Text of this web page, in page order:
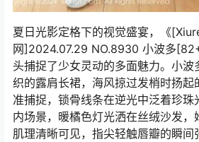
夏日光影定格下的视觉盛宴，《
网]2024.07.29 NO.8930 小波多
头捕捉了少女灵动的多面魅力。小波
织的露肩长裙，海风掠过发梢时扬起
准捕捉，锁骨线条在逆光中泛着珍珠
内场景，暖橘色灯光洒在丝绒沙发，
肌理清晰可见，指尖轻触唇瓣的瞬间